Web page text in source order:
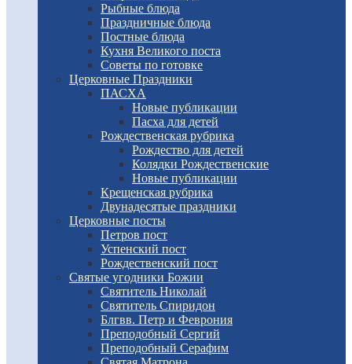
Рыбные блюда
Праздничные блюда
Постные блюда
Кухня Великого поста
Советы по готовке
Церковные Праздники
ПАСХА
Новые публикации
Пасха для детей
Рождественская рубрика
Рождество для детей
Колядки Рождественские
Новые публикации
Крещенская рубрика
Двунадесятые праздники
Церковные посты
Петров пост
Успенский пост
Рождественский пост
Святые угодники Божии
Святитель Николай
Святитель Спиридон
Блгвв. Петр и Феврония
Преподобный Сергий
Преподобный Серафим